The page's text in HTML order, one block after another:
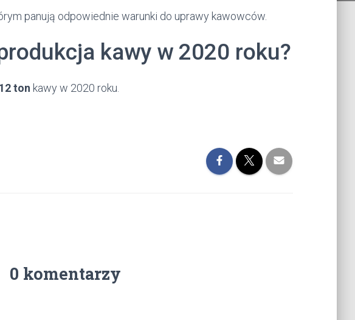
panują odpowiednie warunki do uprawy kawowców.
kawy w 2020 roku?
ton kawy w 2020 roku.
0 komentarzy